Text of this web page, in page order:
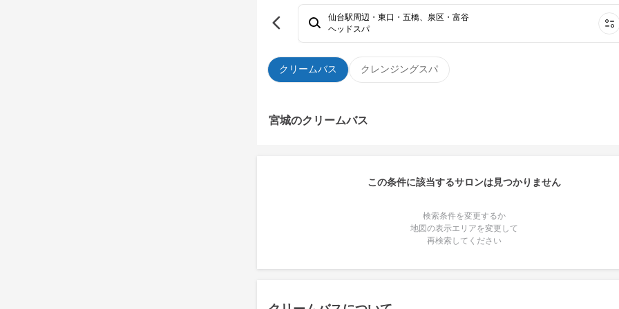
クリームバス クレンジングスパ
仙台駅周辺・東口・五橋、泉区・富谷
ヘッドスパ
宮城のクリームバス
この条件に該当するサロンは見つかりません
検索条件を変更するか
地図の表示エリアを変更して
再検索してください